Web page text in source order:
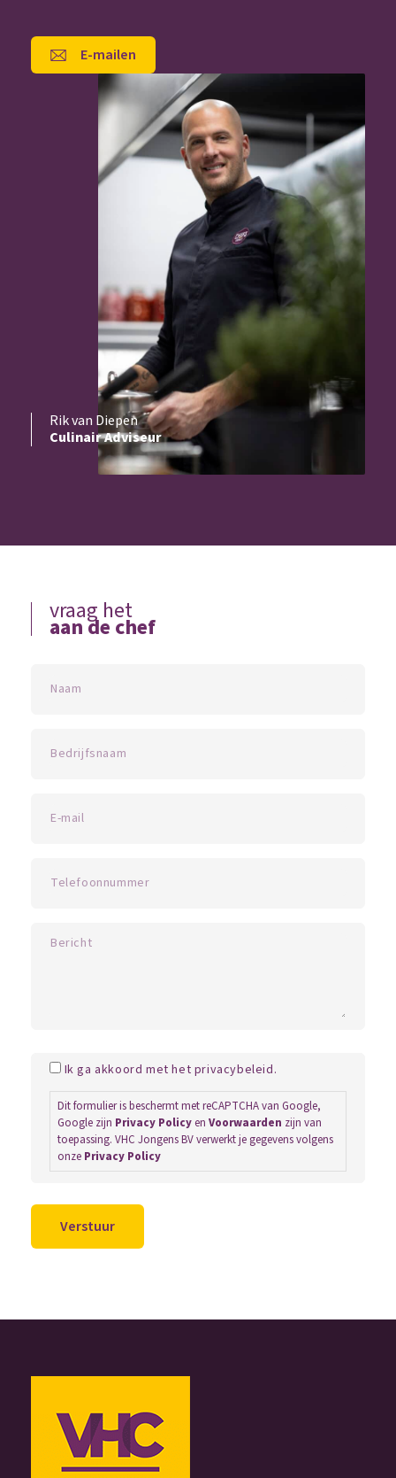
E-mailen
Rik van Diepen
Culinair Adviseur
vraag het
aan de chef
Ik ga akkoord met het privacybeleid.
Dit formulier is beschermt met reCAPTCHA van Google,
Google zijn Privacy Policyen Voorwaarden zijn van
toepassing. VHC Jongens BV verwerkt je gegevens volgens
onze Privacy Policy